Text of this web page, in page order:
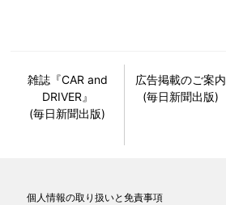
雑誌『CAR and
DRIVER』
(毎日新聞出版)
広告掲載のご案内
(毎日新聞出版)
個人情報の取り扱いと免責事項